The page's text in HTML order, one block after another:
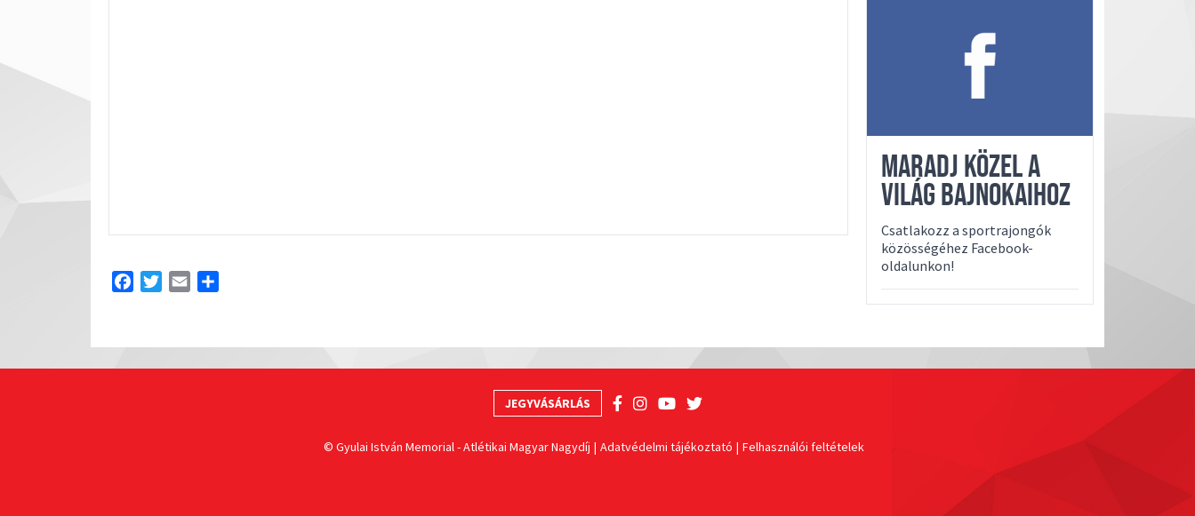
FacebookTwitterEmail
MARADJ KÖZEL A
VILÁG BAJNOKAIHOZ
Csatlakozz a sportrajongók
közösségéhez Facebook-
oldalunkon!
JEGYVÁSÁRLÁS
© Gyulai István Memorial - Atlétikai Magyar Nagydíj Adatvédelmi tájékoztató Felhasználói feltételek